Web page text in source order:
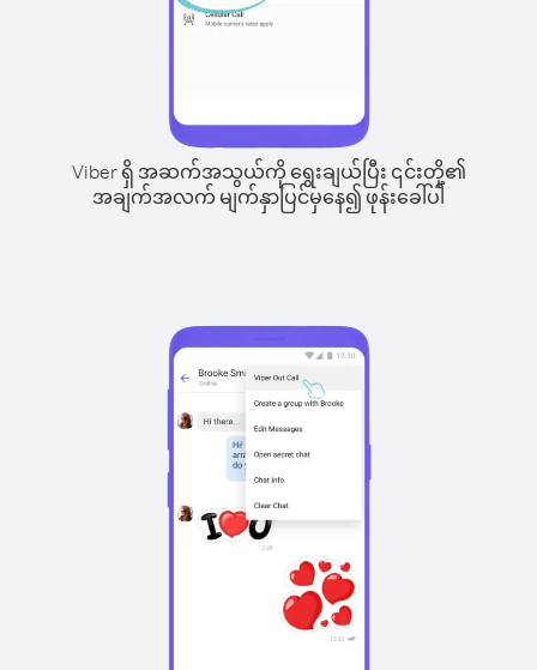
Viber ရှိ အဆက်အသွယ်ကို ရွေးချယ်ပြီး ၎င်းတို့၏
အချက်အလက် မျက်နှာပြင်မှနေ၍ ဖုန်းခေါ်ပါ